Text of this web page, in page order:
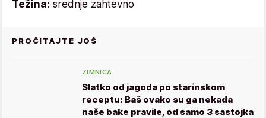
Težina: srednje zahtevno
PROČITAJTE JOŠ
ZIMNICA
Slatko od jagoda po starinskom
receptu: Baš ovako su ga nekada
naše bake pravile, od samo 3 sastojka